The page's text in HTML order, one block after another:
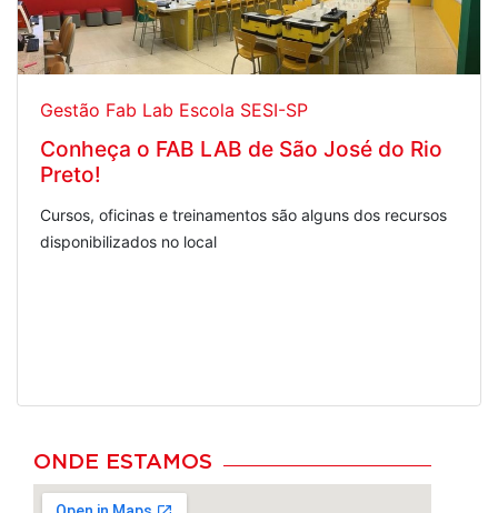
Gestão Fab Lab Escola SESI-SP
Conheça o FAB LAB de São José do Rio
Preto!
Cursos, oficinas e treinamentos são alguns dos recursos
disponibilizados no local
ONDE ESTAMOS